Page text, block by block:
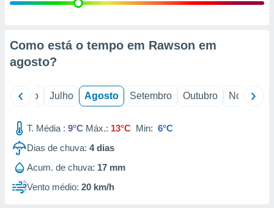
estudos
1199
Como está o tempo em Rawson em
agosto?
Junho Julho Agosto Setembro Outubro Novembro
T. Média : 9°C Máx.: 13°C Min: 6°C
Dias de chuva: 4dias
Acum. de chuva: 17 mm
Vento médio: 20 km/h